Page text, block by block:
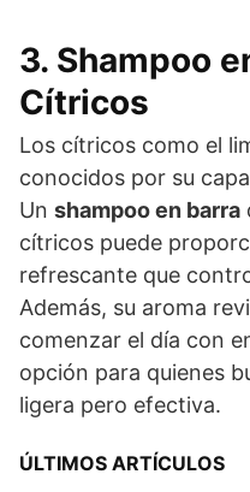
3. Shampoo
Cítricos
Los cítricos como el
conocidos por su
Un shampoo en barra
cítricos puede
refrescante que
Además, su aroma
comenzar el día con
opción para quienes
ligera pero efectiva.
ÚLTIMOS ARTÍCULOS